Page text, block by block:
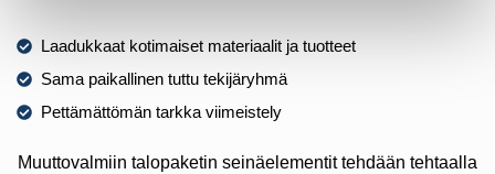
Laadukkaat kotimaiset materiaalit ja tuotteet
Sama paikallinen tuttu tekijäryhmä
Pettämättömän tarkka viimeistely
Muuttovalmiin talopaketin seinäelementit tehdään tehtaalla